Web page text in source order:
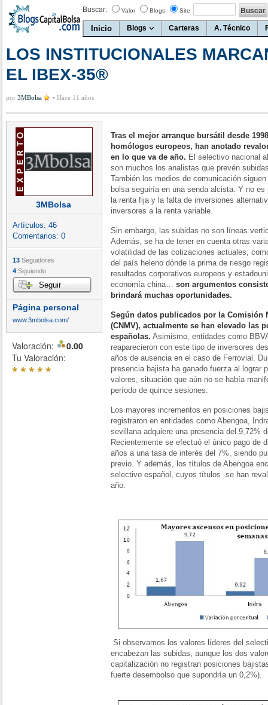
Buscar: Valor Blogs Site
Inicio Blogs Carteras A. Técnico
LOS INSTITUCIONALES
EL IBEX-35®
por 3MBolsa • Hace 11 años
3MBolsa
Artículos: 46
Comentarios: 0
13 Seguidores
4 Siguiendo
Seguir
Página personal
www.3mbolsa.com/
Valoración:
0.00
Tu Valoración:
*****
Tras el mejor arranque bursátil desde
homólogos europeos, han anotado
en lo que va de año. El selectivo nacional
son muchos los analistas que prevén
También los medios de comunicación
bolsa seguiría en una senda alcista. Y no
la renta fija y la falta de inversiones
inversores a la renta variable.
Sin embargo, las subidas no son líneas
Además, se ha de tener en cuenta otras
volatilidad de las cotizaciones actuales,
del país heleno dónde la prima de riesgo
resultados corporativos europeos y
economía china… son argumentos
brindará muchas oportunidades.
Según datos publicados por la Comisión
(CNMV), actualmente se han elevado las
españolas. Asimismo, entidades como
reaparecieron con este tipo de inversores
años de ausencia en el caso de Ferrovial.
presencia bajista ha ganado fuerza al lograr
valores, situación que aún no se había
período de quince sesiones.
Los mayores incrementos en posiciones
registraron en entidades como Abengoa,
sevillana adquiere una presencia del 9,72%
Recientemente se efectuó el único pago de
años a una tasa de interés del 7%, siendo
previo. Y además, los títulos de Abengoa
selectivo español, cuyos títulos se han
año.
Si observamos los valores líderes del
encabezan las subidas, aunque los dos
capitalización no registran posiciones
fuerte desembolso que supondría un 0,2%).